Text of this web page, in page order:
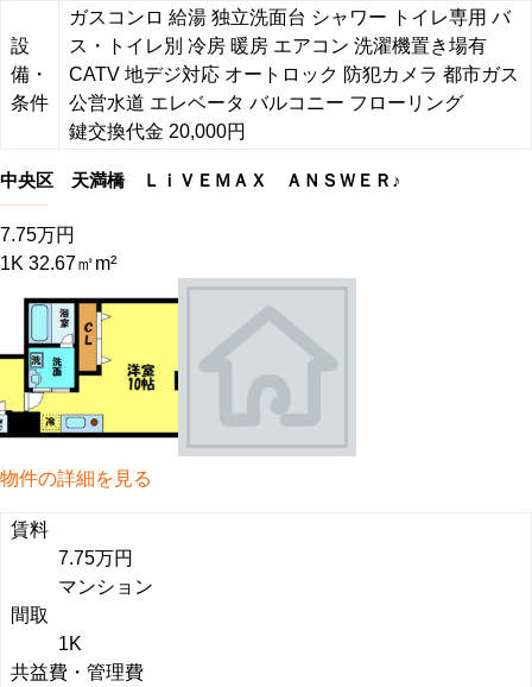
設
備・
条件
ガスコンロ 給湯 独立洗面台 シャワー トイレ専用 バ
ス・トイレ別 冷房 暖房 エアコン 洗濯機置き場有
CATV 地デジ対応 オートロック 防犯カメラ 都市ガス
公営水道 エレベータ バルコニー フローリング
鍵交換代金 20,000円
中央区 天満橋 ＬｉＶＥＭＡＸ ＡＮＳＷＥＲ♪
7.75万円
1K 32.67㎡m²
物件の詳細を見る
賃料
7.75万円
マンション
間取
1K
共益費・管理費